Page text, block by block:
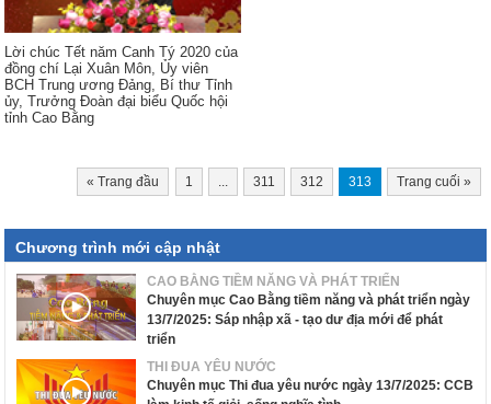
Lời chúc Tết năm Canh Tý 2020 của
đồng chí Lại Xuân Môn, Ủy viên
BCH Trung ương Đảng, Bí thư Tỉnh
ủy, Trưởng Đoàn đại biểu Quốc hội
tỉnh Cao Bằng
« Trang đầu 1 311 312 313 Trang cuối »
Chương trình mới cập nhật
CAO BẰNG TIỀM NĂNG VÀ PHÁT TRIỂN
Chuyên mục Cao Bằng tiềm năng và phát triển ngày
13/7/2025: Sáp nhập xã - tạo dư địa mới để phát
triển
THI ĐUA YÊU NƯỚC
Chuyên mục Thi đua yêu nước ngày 13/7/2025: CCB